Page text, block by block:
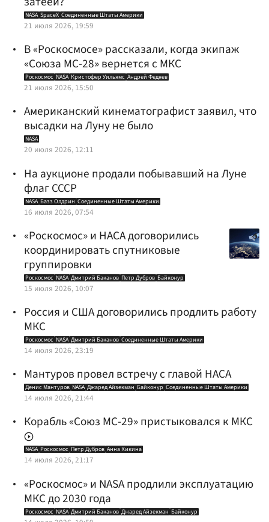
NASA SpaceX Соединенные Штаты Америки
21 июля 2026, 19:59
В «Роскосмосе» рассказали, когда экипаж
«Союза МС-28» вернется с МКС
Роскосмос NASA Кристофер Уильямс Андрей Федяев
21 июля 2026, 15:50
Американский кинематографист заявил, что
высадки на Луну не было
NASA
20 июля 2026, 12:11
На аукционе продали побывавший на Луне
флаг СССР
NASA Базз Олдрин Соединенные Штаты Америки
16 июля 2026, 07:54
«Роскосмос» и НАСА договорились
координировать спутниковые
группировки
Роскосмос NASA Дмитрий Баканов Петр Дубров Байконур
15 июля 2026, 10:07
Россия и США договорились продлить работу
МКС
Роскосмос NASA Дмитрий Баканов Соединенные Штаты Америки
14 июля 2026, 23:19
Мантуров провел встречу с главой НАСА
Денис Мантуров NASA Джаред Айзекман Байконур Соединенные Штаты Америки
14 июля 2026, 21:44
Корабль «Союз МС-29» пристыковался к МКС
NASA Роскосмос Петр Дубров Анна Кикина
14 июля 2026, 21:17
«Роскосмос» и NASA продлили эксплуатацию
МКС до 2030 года
Роскосмос NASA Дмитрий Баканов Джаред Айзекман Байконур